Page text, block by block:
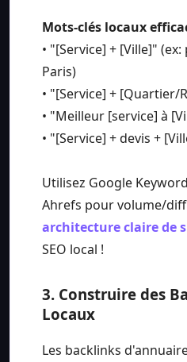
Mots-clés locaux
• "[Service] + [Ville]"
Paris)
• "[Service] + [Quartier/
• "Meilleur [service] à
• "[Service] + devis +
Utilisez Google
Ahrefs pour volume/
architecture claire de
SEO local !
3. Construire des
Locaux
Les backlinks